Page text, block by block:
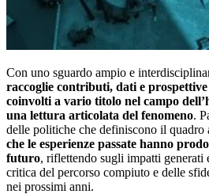
Con uno sguardo ampio e
raccoglie contributi, dati e
coinvolti a vario titolo nel campo
una lettura articolata del fenomeno.
delle politiche che definiscono il quadro
che le esperienze passate hanno
futuro, riflettendo sugli impatti generati
critica del percorso compiuto e delle
nei prossimi anni.